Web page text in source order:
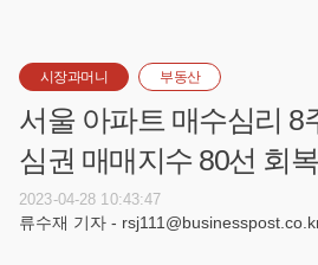
시장과머니 부동산
서울 아파트 매수심리 8
심권 매매지수 80선 회복
2023-04-28 10:43:47
류수재 기자 -